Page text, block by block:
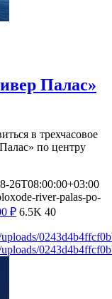
Палас»
в трехчасовое
по центру
26T08:00:00+03:00
river-palas-po-
₽ 6.5K 40